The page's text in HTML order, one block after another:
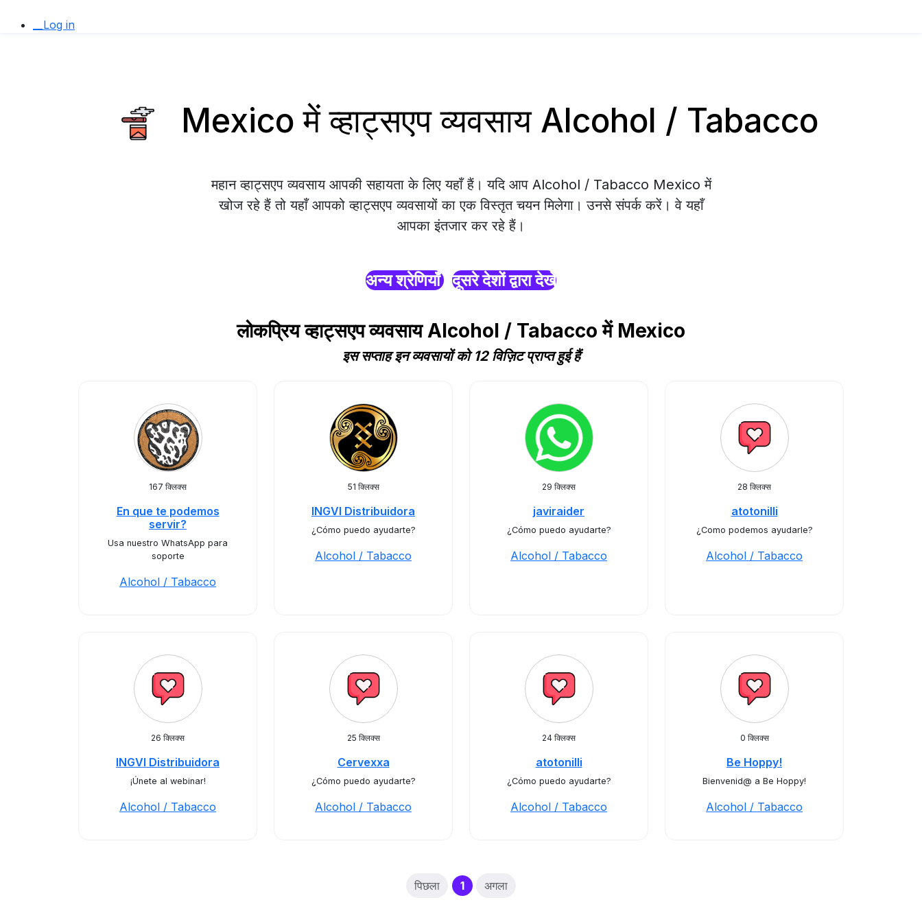
__Log in
Mexico में व्हाट्सएप व्यवसाय Alcohol / Tabacco
महान व्हाट्सएप व्यवसाय आपकी सहायता के लिए यहाँ हैं। यदि आप Alcohol / Tabacco Mexico में
खोज रहे हैं तो यहाँ आपको व्हाट्सएप व्यवसायों का एक विस्तृत चयन मिलेगा। उनसे संपर्क करें। वे यहाँ
आपका इंतजार कर रहे हैं।
अन्य श्रेणियाँ दूसरे देशों द्वारा देखें
लोकप्रिय व्हाट्सएप व्यवसाय Alcohol / Tabacco में Mexico
इस सप्ताह इन व्यवसायों को 12 विज़िट प्राप्त हुई हैं
167 क्लिक्स
En que te podemos
servir?
Usa nuestro WhatsApp para
soporte
Alcohol / Tabacco
51 क्लिक्स
INGVI Distribuidora
¿Cómo puedo ayudarte?
Alcohol / Tabacco
29 क्लिक्स
javiraider
¿Cómo puedo ayudarte?
Alcohol / Tabacco
28 क्लिक्स
atotonilli
¿Como podemos ayudarle?
Alcohol / Tabacco
26 क्लिक्स
INGVI Distribuidora
¡Únete al webinar!
Alcohol / Tabacco
25 क्लिक्स
Cervexxa
¿Cómo puedo ayudarte?
Alcohol / Tabacco
24 क्लिक्स
atotonilli
¿Cómo puedo ayudarte?
Alcohol / Tabacco
0 क्लिक्स
Be Hoppy!
Bienvenid@ a Be Hoppy!
Alcohol / Tabacco
पिछला 1(current)
अगला